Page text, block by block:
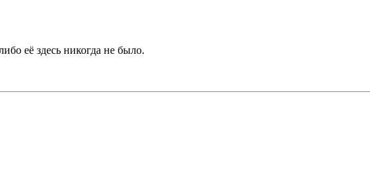
её здесь никогда не было.